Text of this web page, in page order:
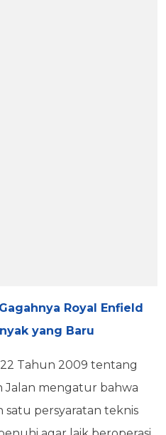
Royal Enfield
yang Baru
Tahun 2009 tentang
Jalan mengatur bahwa
satu persyaratan teknis